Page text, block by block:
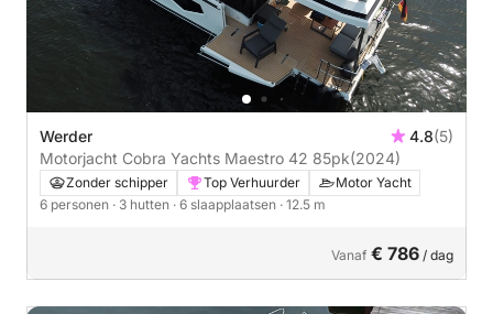
Werder 4.8(5)
Motorjacht Cobra Yachts Maestro 42 85pk(2024)
Zonder schipper Top Verhuurder
Motor Yacht
6 personen · 3 hutten · 6 slaapplaatsen · 12.5 m
Vanaf € 786 / dag